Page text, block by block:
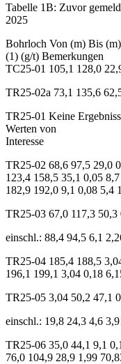
Tabelle 1B: Zuvor
2025
Bohrloch Von (m) Bis
(1) (g/t) Bemerkungen
TC25-01 105,1 128,0
TR25-02a 73,1 135,6
TR25-01 Keine
Werten von
Interesse
TR25-02 68,6 97,5 29,0
123,4 158,5 35,1 0,05
182,9 192,0 9,1 0,08 5,4
TR25-03 67,0 117,3 50,3
einschl.: 88,4 94,5 6,1
TR25-04 185,4 188,5
196,1 199,1 3,04 0,18
TR25-05 3,04 50,2 47,1
einschl.: 19,8 24,3 4,6
TR25-06 35,0 44,1 9,1
76,0 104,9 28,9 1,99